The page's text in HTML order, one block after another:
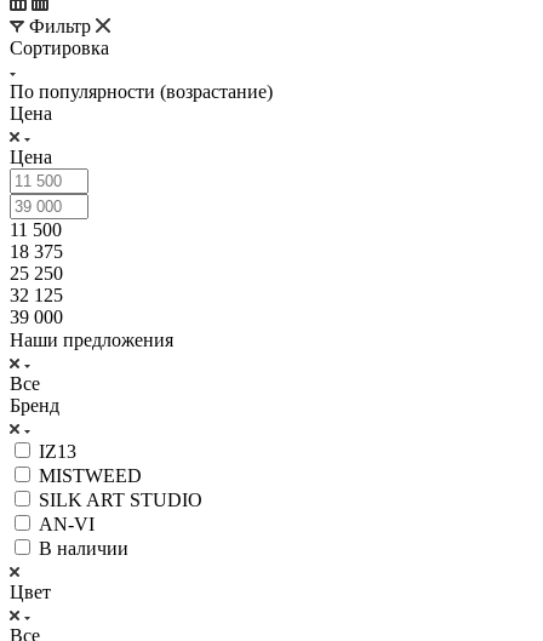
Фильтр
Сортировка
По популярности (возрастание)
Цена
Цена
11 500
18 375
25 250
32 125
39 000
Наши предложения
Все
Бренд
IZ13
MISTWEED
SILK ART STUDIO
АN-VI
В наличии
Цвет
Все